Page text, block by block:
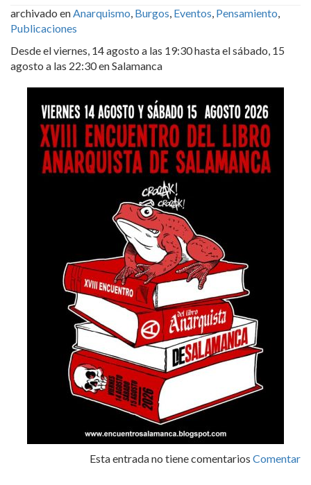
archivado enAnarquismo, Burgos, Eventos, Pensamiento,
Publicaciones
Desde el viernes, 14 agosto a las 19:30 hasta el sábado, 15
agosto a las 22:30 en Salamanca
Esta entrada no tiene comentarios Comentar